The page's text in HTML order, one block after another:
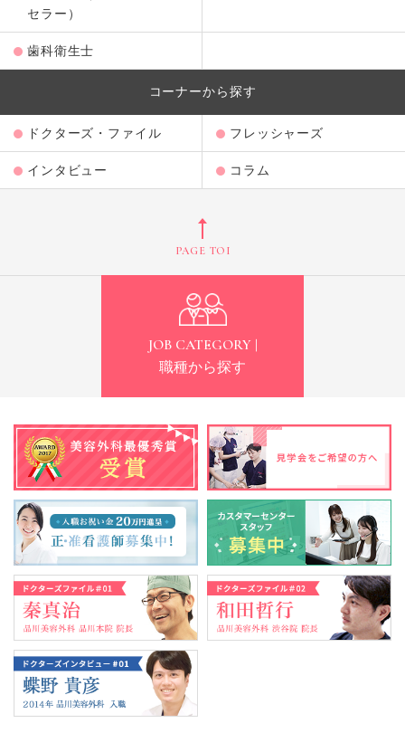
セラー）
歯科衛生士
コーナーから探す
ドクターズ・ファイル フレッシャーズ
インタビュー コラム
JOB CATEGORY |
職種から探す
PAGE TOP